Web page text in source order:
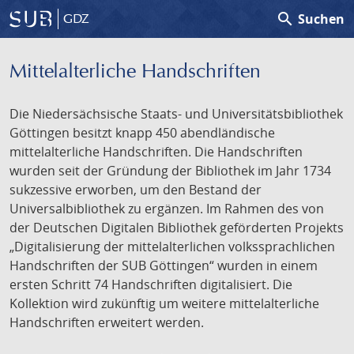
GDZ search Suchen
Mittelalterliche Handschriften
Die Niedersächsische Staats- und Universitätsbibliothek
Göttingen besitzt knapp 450 abendländische
mittelalterliche Handschriften. Die Handschriften
wurden seit der Gründung der Bibliothek im Jahr 1734
sukzessive erworben, um den Bestand der
Universalbibliothek zu ergänzen. Im Rahmen des von
der Deutschen Digitalen Bibliothek geförderten Projekts
„Digitalisierung der mittelalterlichen volkssprachlichen
Handschriften der SUB Göttingen“ wurden in einem
ersten Schritt 74 Handschriften digitalisiert. Die
Kollektion wird zukünftig um weitere mittelalterliche
Handschriften erweitert werden.